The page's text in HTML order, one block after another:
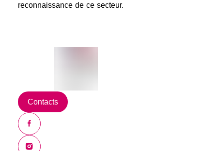
reconnaissance de ce secteur.
Contacts